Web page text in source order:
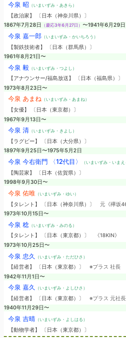
今泉 昭 （いまいずみ・あきら）
【政治家】 〔日本（神奈川県）〕
1867年7月28日
（慶応3年6月27日） 〜1941年6月29日
今泉 嘉一郎（いまいずみ・かいちろう）
【製鉄技術者】 〔日本（群馬県）〕
1961年8月21日〜
今泉 毅（いまいずみ・つよし）
【アナウンサー/福島放送】 〔日本（福島県）〕
1973年8月23日〜
今泉 あまね（いまいずみ・あまね）
【女優】 〔日本（東京都）〕
1967年9月13日〜
今泉 清（いまいずみ・きよし）
【ラグビー】 〔日本（大分県）〕
1897年9月25日〜1975年5月2日
今泉 今右衛門 〈12代目〉 （いまいずみ・いまえ
【陶芸家】 〔日本（佐賀県）〕
1998年9月30日〜
今泉 佑唯（いまいずみ・ゆい）
【タレント】 〔日本（神奈川県）〕 元《欅坂
1973年10月15日〜
今泉 稔（いまいずみ・みのる）
【タレント】 〔日本（東京都）〕
《18KIN》
1973年10月25日〜
今泉 忠久 （いまいずみ・ただひさ）
【経営者】 〔日本（東京都）〕 ※プラス 社長
1942年11月1日〜
今泉 嘉久 （いまいずみ・よしひさ）
【経営者】 〔日本（東京都）〕 ※プラス 元社長
1940年11月29日〜
今泉 吉晴（いまいずみ・よしはる）
【動物学者】 〔日本（東京都）〕